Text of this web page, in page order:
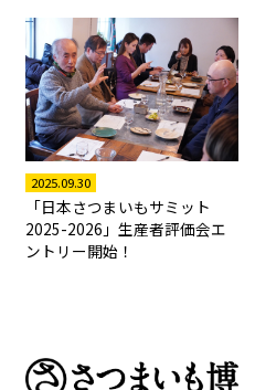
2025.09.30
「日本さつまいもサミット
2025-2026」生産者評価会エ
ントリー開始！